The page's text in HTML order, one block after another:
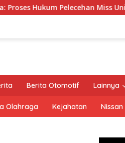
Miss Universe Diserahkan
Berita Otomotif Lainnya
Olahraga Kejahatan Nissan